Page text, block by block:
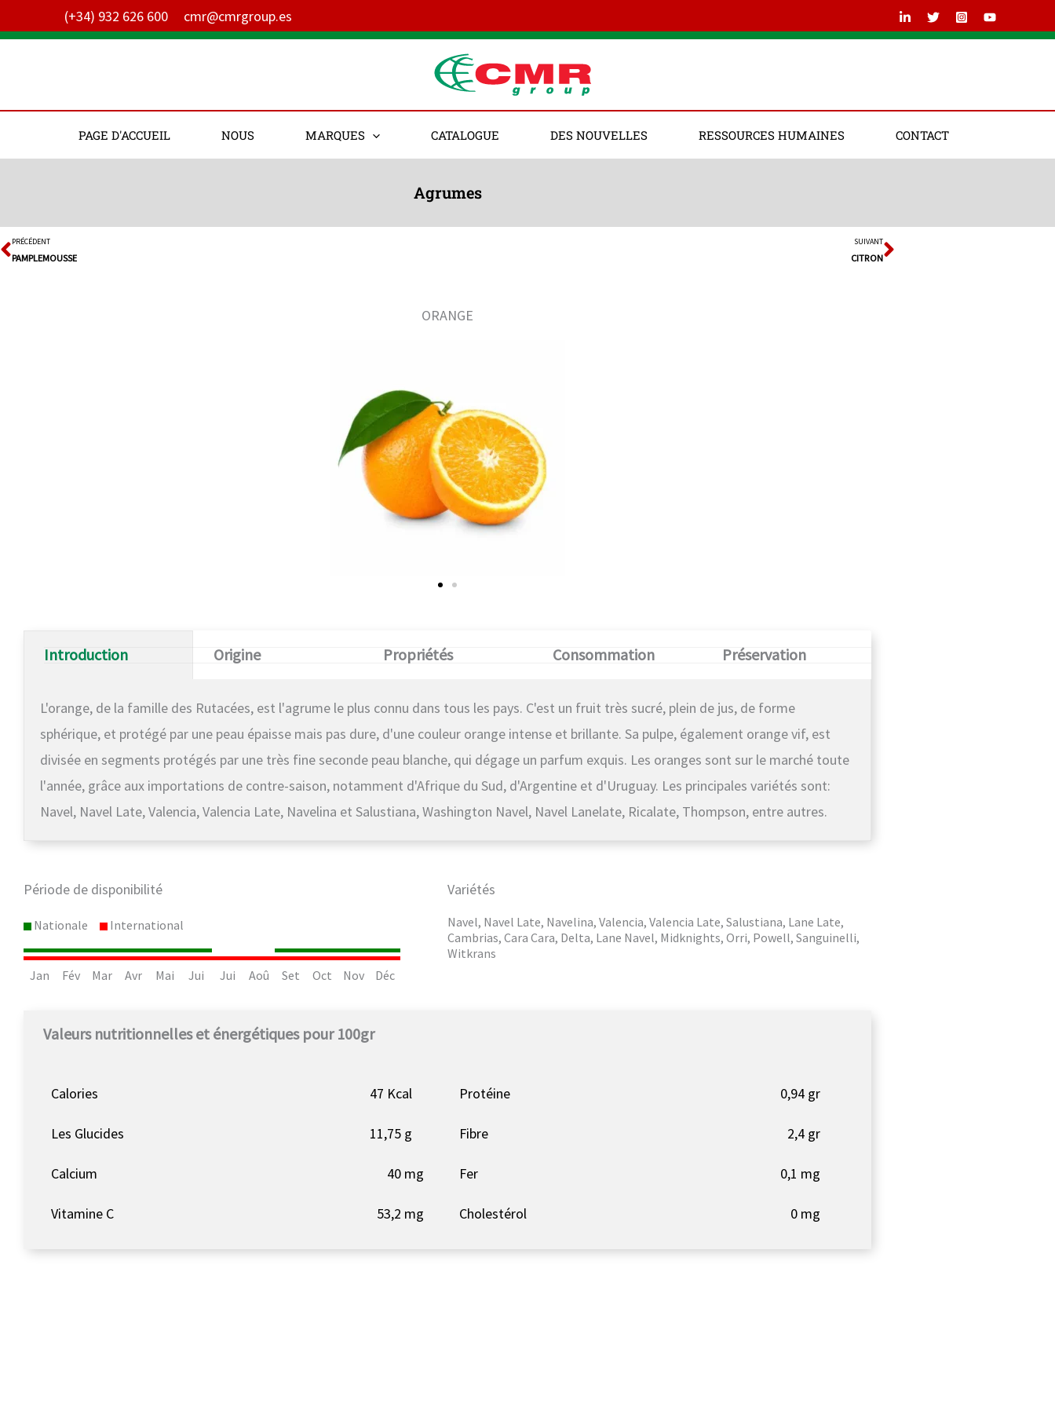
au
(+34) 932 626 600 cmr@cmrgroup.es
PAGE D'ACCUEIL NOUS MARQUES CATALOGUE DES NOUVELLES RESSOURCES HUMAINES CONTACT
Agrumes
Précédent
PRÉCÉDENT
PAMPLEMOUSSE
SUIVANT
CITRONSuivant
ORANGE
Introduction Origine Propriétés Consommation Préservation
L'orange, de la famille des Rutacées, est l'agrume le plus connu dans tous les pays. C'est un fruit très sucré, plein de jus, de forme
sphérique, et protégé par une peau épaisse mais pas dure, d'une couleur orange intense et brillante. Sa pulpe, également orange vif, est
divisée en segments protégés par une très fine seconde peau blanche, qui dégage un parfum exquis. Les oranges sont sur le marché toute
l'année, grâce aux importations de contre-saison, notamment d'Afrique du Sud, d'Argentine et d'Uruguay. Les principales variétés sont:
Navel, Navel Late, Valencia, Valencia Late, Navelina et Salustiana, Washington Navel, Navel Lanelate, Ricalate, Thompson, entre autres.
Période de disponibilité
Nationale International
Jan Fév Mar Avr Mai Jui Jui Aoû Set Oct Nov Déc
Variétés
Navel, Navel Late, Navelina, Valencia, Valencia Late, Salustiana, Lane Late,
Cambrias, Cara Cara, Delta, Lane Navel, Midknights, Orri, Powell, Sanguinelli,
Witkrans
Valeurs nutritionnelles et énergétiques pour 100gr
Calories 47 Kcal Protéine 0,94 gr
Les Glucides 11,75 g Fibre 2,4 gr
Calcium 40 mg Fer 0,1 mg
Vitamine C 53,2 mg Cholestérol 0 mg